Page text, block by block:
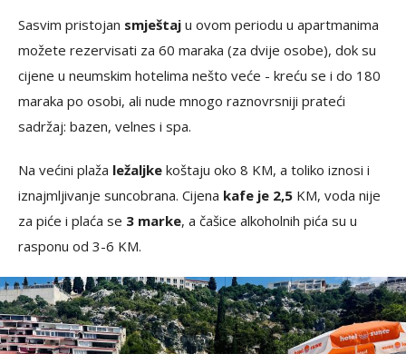
Sasvim pristojan smještaj u ovom periodu u apartmanima
možete rezervisati za 60 maraka (za dvije osobe), dok su
cijene u neumskim hotelima nešto veće - kreću se i do 180
maraka po osobi, ali nude mnogo raznovrsniji prateći
sadržaj: bazen, velnes i spa.
Na većini plaža ležaljke koštaju oko 8 KM, a toliko iznosi i
iznajmljivanje suncobrana. Cijena kafe je 2,5 KM, voda nije
za piće i plaća se 3 marke, a čašice alkoholnih pića su u
rasponu od 3-6 KM.